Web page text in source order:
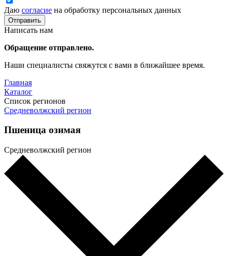
Даю согласие на обработку персональных данных
Отправить
Написать нам
Обращение отправлено.
Наши специалисты свяжутся с вами в ближайшее время.
Главная
Каталог
Список регионов
Средневолжский регион
Пшеница озимая
Средневолжский регион